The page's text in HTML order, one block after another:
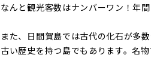
なんと観光客数はナンバーワン！年
また、日間賀島では古代の化石が多
古い歴史を持つ島でもあります。名